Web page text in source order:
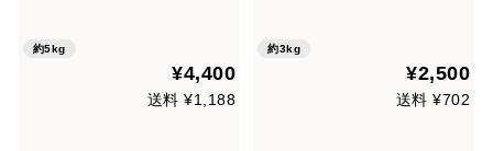
約5kg
¥4,400
送料 ¥1,188
約3kg
¥2,500
送料 ¥702